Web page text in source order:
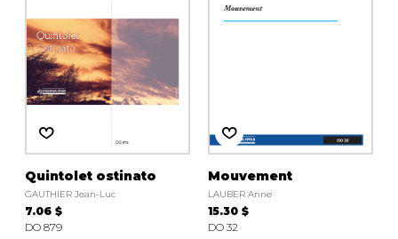
Quintolet ostinato
GAUTHIER Jean-Luc
7.06 $
DO 879
Mouvement
LAUBER Anne
15.30 $
DO 32